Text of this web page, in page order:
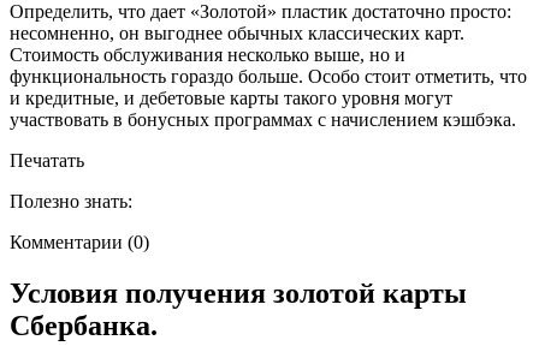
Определить, что дает «Золотой» пластик достаточно просто:
несомненно, он выгоднее обычных классических карт.
Стоимость обслуживания несколько выше, но и
функциональность гораздо больше. Особо стоит отметить, что
и кредитные, и дебетовые карты такого уровня могут
участвовать в бонусных программах с начислением кэшбэка.
Печатать
Полезно знать:
Комментарии (0)
Условия получения золотой карты
Сбербанка.